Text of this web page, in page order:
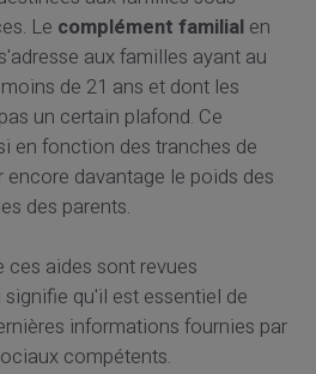
Le complément familialen
aux familles ayant au
de 21 ans et dont les
un certain plafond. Ce
en fonction des tranches de
encore davantage le poids des
des parents.
ces aides sont revues
qu'il est essentiel de
informations fournies par
compétents.